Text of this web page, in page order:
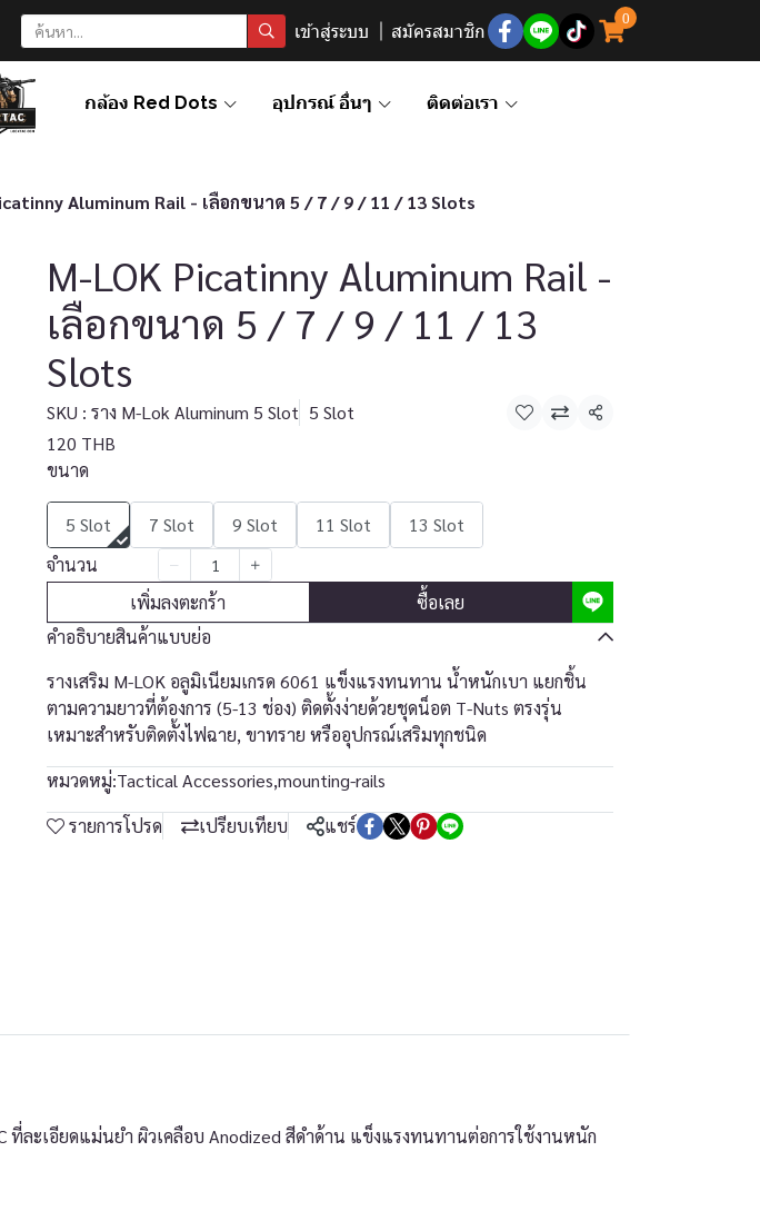
เข้าสู่ระบบ สมัครสมาชิก
0
กล้อง Red Dots อุปกรณ์ อื่นๆ ติดต่อเรา
Aluminum Rail - เลือกขนาด 5 / 7 / 9 / 11 / 13 Slots
M-LOK Picatinny Aluminum Rail -
เลือกขนาด 5 / 7 / 9 / 11 / 13
Slots
SKU : ราง M-Lok Aluminum 5 Slot 5 Slot
แชร์
120 THB
ขนาด
5 Slot 7 Slot 9 Slot 11 Slot
13 Slot
จำนวน
เพิ่มลงตะกร้า
ซื้อเลย
คำอธิบายสินค้าแบบย่อ
รางเสริม M-LOK อลูมิเนียมเกรด 6061 แข็งแรงทนทาน น้ำหนักเบา แยกชิ้น
ตามความยาวที่ต้องการ (5-13 ช่อง) ติดตั้งง่ายด้วยชุดน็อต T-Nuts ตรงรุ่น
เหมาะสำหรับติดตั้งไฟฉาย, ขาทราย หรืออุปกรณ์เสริมทุกชนิด
หมวดหมู่:Tactical Accessories,mounting-rails
รายการโปรด
เปรียบเทียบ แชร์
ที่ละเอียดแม่นยำ ผิวเคลือบ Anodized สีดำด้าน แข็งแรงทนทานต่อการใช้งานหนัก